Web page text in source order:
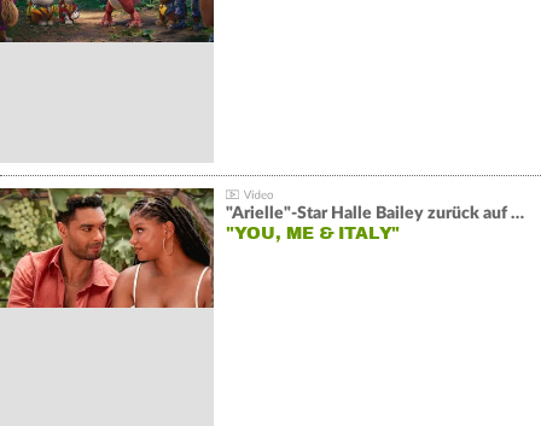
"Arielle"-Star Halle Bailey zurück auf der Leinwand:
"YOU, ME & ITALY"